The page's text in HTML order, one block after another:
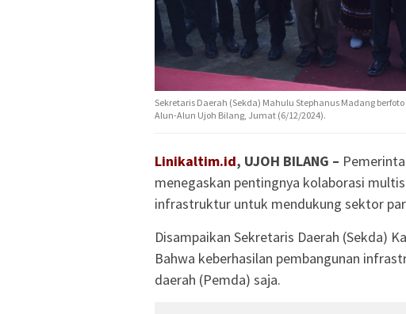
Sekretaris Daerah (Sekda) Mahulu Stephanus Madang
Alun-Alun Ujoh Bilang, Jumat (6/12/2024).
Linikaltim.id, UJOH BILANG –
menegaskan pentingnya kolaborasi
infrastruktur untuk mendukung sektor
Disampaikan Sekretaris Daerah (Sekda)
Bahwa keberhasilan pembangunan
daerah (Pemda) saja.